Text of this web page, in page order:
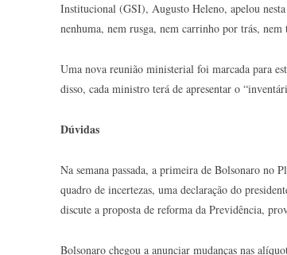
Institucional (GSI), Augusto Heleno, apelou nesta
nenhuma, nem rusga, nem carrinho por trás, nem
Uma nova reunião ministerial foi marcada para
disso, cada ministro terá de apresentar o
Dúvidas
Na semana passada, a primeira de Bolsonaro no
quadro de incertezas, uma declaração do
discute a proposta de reforma da Previdência,
Bolsonaro chegou a anunciar mudanças nas